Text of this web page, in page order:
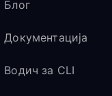
Блог
Документација
Водич за CLI